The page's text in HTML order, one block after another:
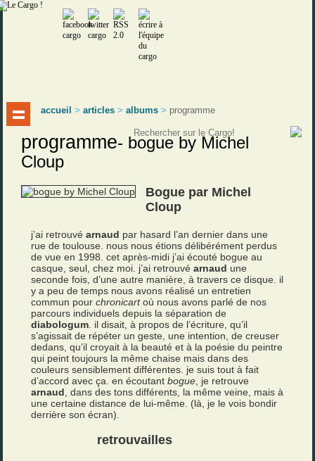
accueil >articles >albums > programme
programme- bogue by Michel
Cloup
Bogue par Michel
Cloup
j’ai retrouvéarnaud par hasard l’an dernier dans une
rue de toulouse. nous nous étions délibérément perdus
de vue en 1998. cet après-midi j’ai écouté bogue au
casque, seul, chez moi. j’ai retrouvéarnaud une
seconde fois, d’une autre manière, à travers ce disque. il
y a peu de temps nous avons réalisé un entretien
commun pourchronicartoù nous avons parlé de nos
parcours individuels depuis la séparation de
diabologum . il disait, à propos de l’écriture, qu’il
s’agissait de répéter un geste, une intention, de creuser
dedans, qu’il croyait à la beauté et à la poésie du peintre
qui peint toujours la même chaise mais dans des
couleurs sensiblement différentes. je suis tout à fait
d’accord avec ça. en écoutantbogue , je retrouve
arnaud , dans des tons différents, la même veine, mais à
une certaine distance de lui-même. (là, je le vois bondir
derrière son écran).
retrouvailles